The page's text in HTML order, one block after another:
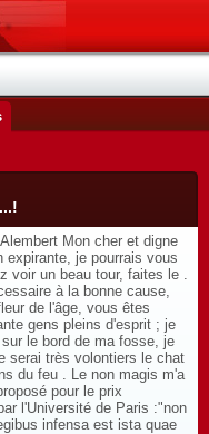
Mon cher et digne
expirante, je pourrais vous
voir un beau tour, faites le .
à la bonne cause,
de l'âge, vous êtes
gens pleins d'esprit ; je
le bord de ma fosse, je
serai très volontiers le chat
du feu . Le non magis m'a
pour le prix
l'Université de Paris :"non
infensa est ista quae